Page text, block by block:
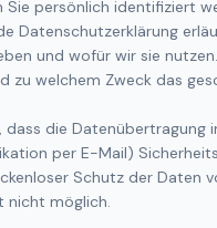
Sie persönlich identifiziert
Datenschutzerklärung
und wofür wir sie
zu welchem Zweck das
dass die Datenübertragung
per E-Mail)
Schutz der Daten
nicht möglich.